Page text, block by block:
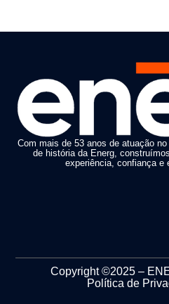
Com mais de 53 anos de atuação
de história da Energ,
experiência, confiança e
Copyright ©2025 –
Política de